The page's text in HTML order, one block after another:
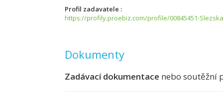
Profil zadavatele
https://profily.proebiz.com/profile/00845451-Slezska
Dokumenty
Zadávací dokumentace nebo soutěžní